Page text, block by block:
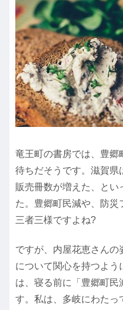
竜王町の書房では、豊郷
待ちだそうです。滋賀県
販売冊数が増えた、とい
た。豊郷町民減や、防災
三者三様ですよね?
ですが、内屋花恵さん
について関心を持つよう
は、寝る前に「豊郷町民
す。私は、多岐にわたっ